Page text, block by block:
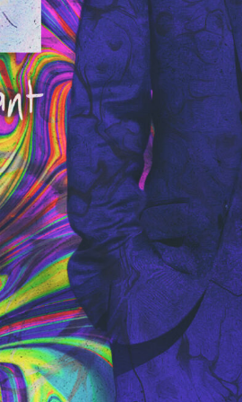
D
O
M
I
N
S
T
E
~
O
F
I
C
I
E
L